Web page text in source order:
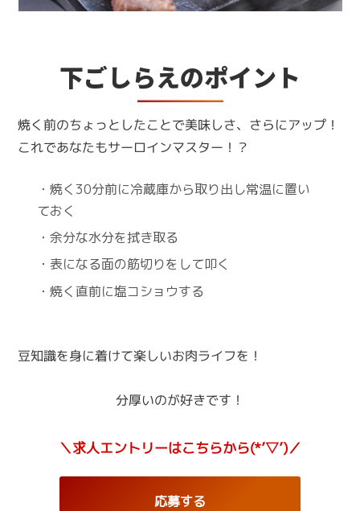
下ごしらえのポイント
焼く前のちょっとしたことで美味しさ、さらにアップ！
これであなたもサーロインマスター！？
・焼く30分前に冷蔵庫から取り出し常温に置い
ておく
・余分な水分を拭き取る
・表になる面の筋切りをして叩く
・焼く直前に塩コショウする
豆知識を身に着けて楽しいお肉ライフを！
分厚いのが好きです！
＼求人エントリーはこちらから(*’▽’)／
応募する